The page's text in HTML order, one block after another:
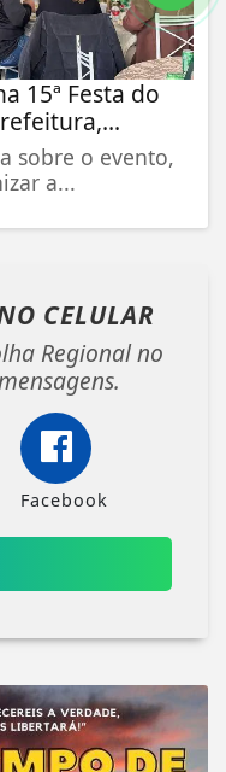
15ª Festa do
sobre o evento,
a...
CELULAR
Regional no
Facebook